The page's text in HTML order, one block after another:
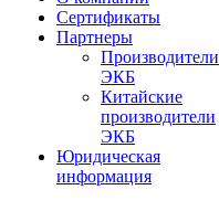
Сертификаты
Партнеры
Производители
ЭКБ
Китайские
производители
ЭКБ
Юридическая
информация